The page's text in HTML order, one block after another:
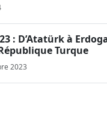
: D’Atatürk à
Turque
2023